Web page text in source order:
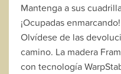
Mantenga a sus
¡Ocupadas
Olvídese de las
camino. La madera
con tecnología